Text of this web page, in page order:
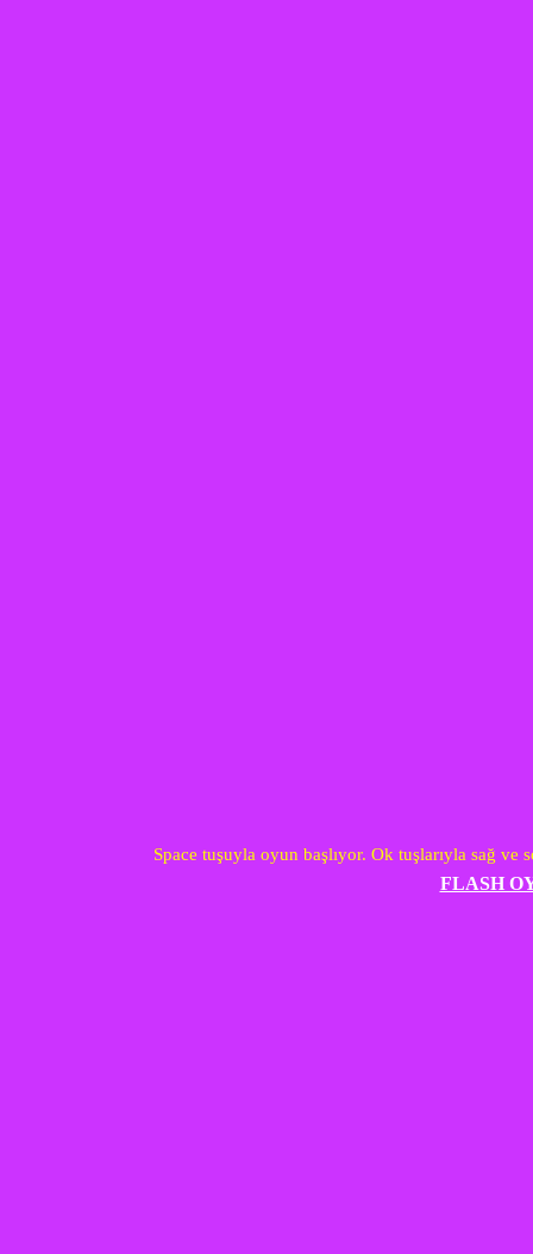
Space tuşuyla oyun başlıyor. Ok tuşlarıyla sağ
FLASH